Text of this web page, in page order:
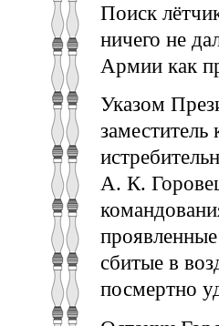
Поиск
ничего не
Армии как
Указом
заместитель
А. К.
сбитые в
посмертно